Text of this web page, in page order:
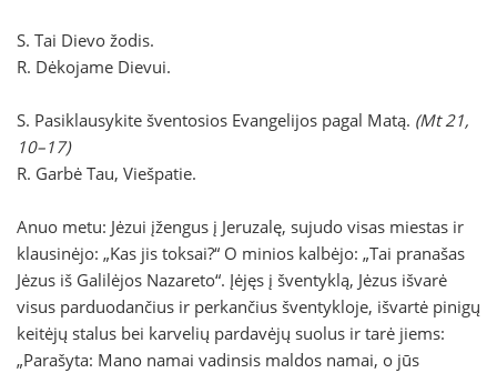
S. Tai Dievo žodis.
R. Dėkojame Dievui.
S. Pasiklausykite šventosios Evangelijos pagal Matą. (Mt 21,
10–17)
R. Garbė Tau, Viešpatie.
Anuo metu: Jėzui įžengus į Jeruzalę, sujudo visas miestas ir
klausinėjo: „Kas jis toksai?“ O minios kalbėjo: „Tai pranašas
Jėzus iš Galilėjos Nazareto“. Įėjęs į šventyklą, Jėzus išvarė
visus parduodančius ir perkančius šventykloje, išvartė pinigų
keitėjų stalus bei karvelių pardavėjų suolus ir tarė jiems:
„Parašyta: Mano namai vadinsis maldos namai, o jūs